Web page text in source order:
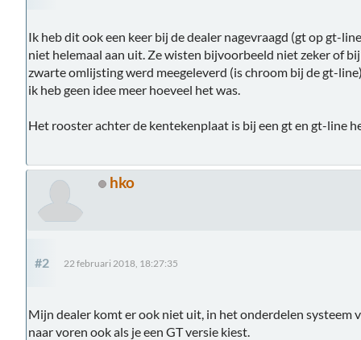
Ik heb dit ook een keer bij de dealer nagevraagd (gt op gt-
niet helemaal aan uit. Ze wisten bijvoorbeeld niet zeker of
zwarte omlijsting werd meegeleverd (is chroom bij de gt-
ik heb geen idee meer hoeveel het was.
Het rooster achter de kentekenplaat is bij een gt en gt-line
hko
#2 22 februari 2018, 18:27:35
Mijn dealer komt er ook niet uit, in het onderdelen systeem
naar voren ook als je een GT versie kiest.